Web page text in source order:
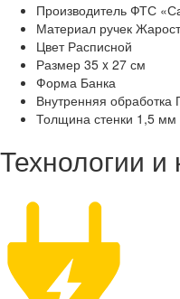
Производитель ФТС
Материал ручек
Цвет Расписной
Размер 35 x 27 см
Форма Банка
Внутренняя обработка
Толщина стенки 1,5 мм
Технологии и